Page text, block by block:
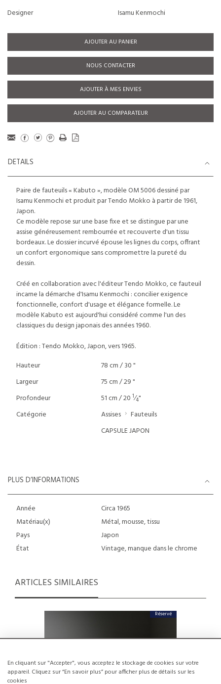
En cliquant sur "Accepter", vous acceptez le stockage de cookies sur votre
appareil. Cliquez sur “En savoir plus” pour afficher plus de détails sur les
cookies
Designer
Isamu Kenmochi
AJOUTER AU PANIER
NOUS CONTACTER
AJOUTER À MES ENVIES
AJOUTER AU COMPARATEUR
DETAILS
Paire de fauteuils « Kabuto », modèle OM 5006 dessiné par
Isamu Kenmochi et produit par Tendo Mokko à partir de 1961,
Japon.
Ce modèle repose sur une base fixe et se distingue par une
assise généreusement rembourrée et recouverte d'un tissu
bordeaux. Le dossier incurvé épouse les lignes du corps, offrant
un confort ergonomique sans compromettre la pureté du
dessin.
Créé en collaboration avec l'éditeur Tendo Mokko, ce fauteuil
incarne la démarche d'Isamu Kenmochi : concilier exigence
fonctionnelle, confort d'usage et élégance formelle. Le
modèle Kabuto est aujourd'hui considéré comme l'un des
classiques du design japonais des années 1960.
Édition : Tendo Mokko, Japon, vers 1965.
Hauteur
78 cm / 30 "
Largeur
75 cm / 29 "
Profondeur
51 cm / 20 1⁄4"
Catégorie
Assises
Fauteuils
CAPSULE JAPON
PLUS D’INFORMATIONS
Année
Circa 1965
Matériau(x)
Métal, mousse, tissu
Pays
Japon
État
Vintage, manque dans le chrome
ARTICLES SIMILAIRES
Réservé